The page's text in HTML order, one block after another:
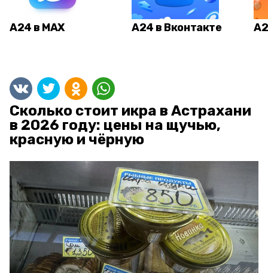
А24 в MAX А24 в Вконтакте
Сколько стоит икра в Астрахани
в 2026 году: цены на щучью,
красную и чёрную